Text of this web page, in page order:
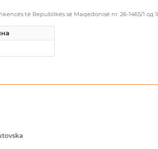
të Republikës së Maqedonisë nr. 26-1465/1 од